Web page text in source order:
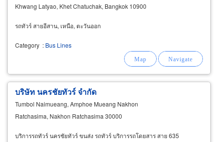
Khwang Latyao, Khet Chatuchak, Bangkok 10900
รถทัวร์ สายอีสาน, เหนือ, ตะวันออก
Category : Bus Lines
บริษัท นครชัยทัวร์ จำกัด
Tumbol Naimueang, Amphoe Mueang Nakhon
Ratchasima, Nakhon Ratchasima 30000
บริการรถทัวร์ นครชัยทัวร์ ขนส่ง รถทัวร์ บริการรถโดยสาร สาย 635